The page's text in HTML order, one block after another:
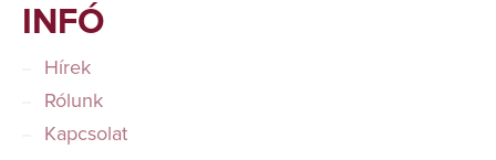
INFÓ
Hírek
Rólunk
Kapcsolat